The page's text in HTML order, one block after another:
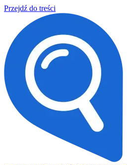
Przejdź do treści